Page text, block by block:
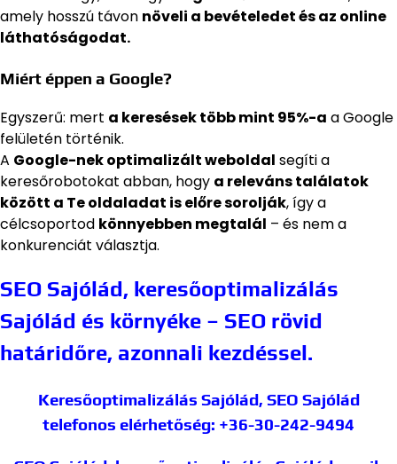
amely hosszú távon növeli a bevételedet és az online
láthatóságodat.
Miért éppen a Google?
Egyszerű: mert a keresések több mint 95%-a a Google
felületén történik.
A Google-nek optimalizált weboldal segíti a
keresőrobotokat abban, hogy a releváns találatok
között a Te oldaladat is előre sorolják, így a
célcsoportod könnyebben megtalál – és nem a
konkurenciát választja.
SEO Sajólád, keresőoptimalizálás
Sajólád és környéke – SEO rövid
határidőre, azonnali kezdéssel.
Keresőoptimalizálás Sajólád, SEO Sajólád
telefonos elérhetőség: +36-30-242-9494